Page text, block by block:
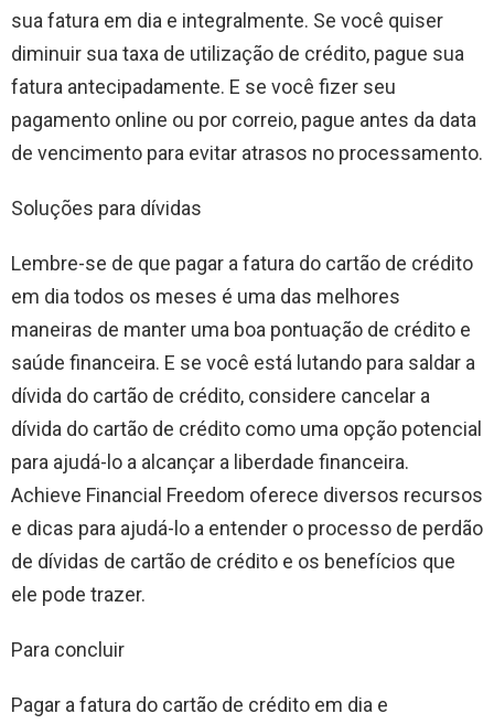
sua fatura em dia e integralmente. Se você quiser
diminuir sua taxa de utilização de crédito, pague sua
fatura antecipadamente. E se você fizer seu
pagamento online ou por correio, pague antes da data
de vencimento para evitar atrasos no processamento.
Soluções para dívidas
Lembre-se de que pagar a fatura do cartão de crédito
em dia todos os meses é uma das melhores
maneiras de manter uma boa pontuação de crédito e
saúde financeira. E se você está lutando para saldar a
dívida do cartão de crédito, considere cancelar a
dívida do cartão de crédito como uma opção potencial
para ajudá-lo a alcançar a liberdade financeira.
Achieve Financial Freedom oferece diversos recursos
e dicas para ajudá-lo a entender o processo de perdão
de dívidas de cartão de crédito e os benefícios que
ele pode trazer.
Para concluir
Pagar a fatura do cartão de crédito em dia e